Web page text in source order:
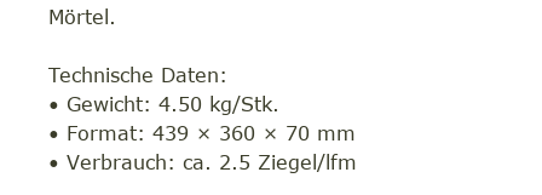
Mörtel.
Technische Daten:
• Gewicht: 4.50 kg/Stk.
• Format: 439 × 360 × 70 mm
• Verbrauch: ca. 2.5 Ziegel/lfm